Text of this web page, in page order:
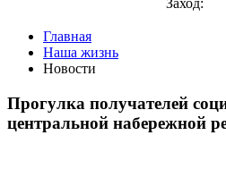
Заход:
Главная
Наша жизнь
Новости
Прогулка получателей
центральной набережной